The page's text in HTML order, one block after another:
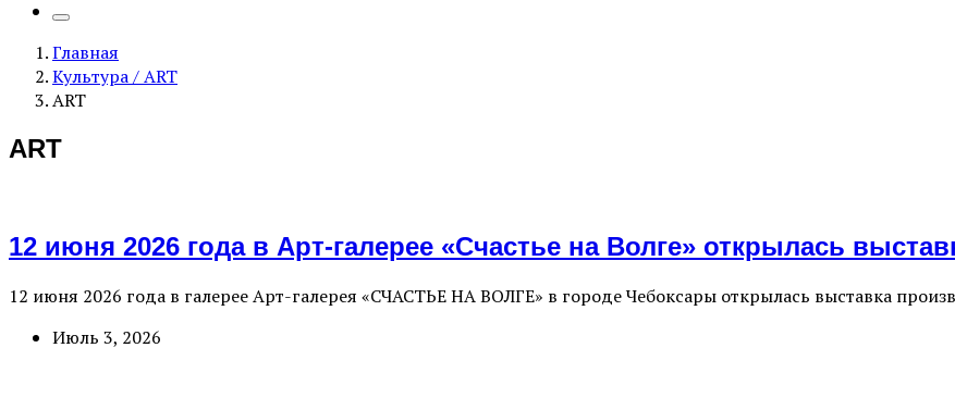
Главная
Культура / ART
ART
ART
12 июня 2026 года в Арт-галерее «Счастье на Волге» открылась
12 июня 2026 года в галерее Арт-галерея «СЧАСТЬЕ НА ВОЛГЕ» в городе Чебоксары открылась выставка
Июль 3, 2026